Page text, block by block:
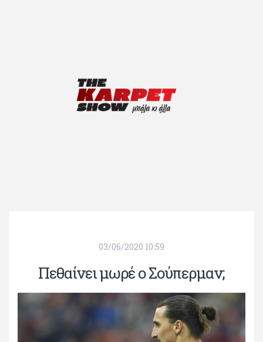
03/06/2020 10:59
Πεθαίνει μωρέ ο Σούπερμαν;